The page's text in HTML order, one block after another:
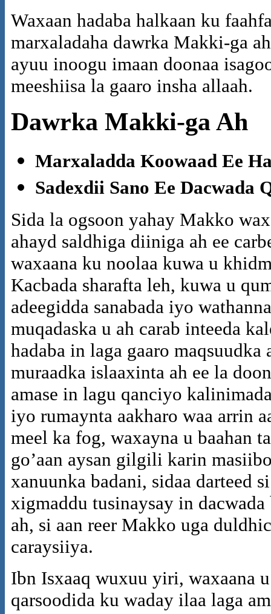
Waxaan hadaba halkaan ku
marxaladaha dawrka Makki-ga
ayuu inoogu imaan doonaa
meeshiisa la gaaro insha allaah.
Dawrka Makki-ga Ah
Marxaladda Koowaad Ee
Sadexdii Sano Ee Dacwada
Sida la ogsoon yahay Makko
ahayd saldhiga diiniga ah ee
waxaana ku noolaa kuwa u
Kacbada sharafta leh, kuwa u
adeegidda sanabada iyo
muqadaska u ah carab inteeda
hadaba in laga gaaro maqsuudka
muraadka islaaxinta ah ee la
amase in lagu qanciyo
iyo rumaynta aakharo waa arrin
meel ka fog, waxayna u baahan
go’aan aysan gilgili karin
xanuunka badani, sidaa darteed
xigmaddu tusinaysay in
ah, si aan reer Makko uga
caraysiiya.
Ibn Isxaaq wuxuu yiri, waxaana
qarsoodida ku waday ilaa laga